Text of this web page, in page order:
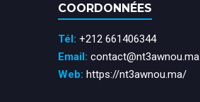
COORDONNÉES
Tél: +212 661406344
Email: contact@nt3awnou.ma
Web: https://nt3awnou.ma/